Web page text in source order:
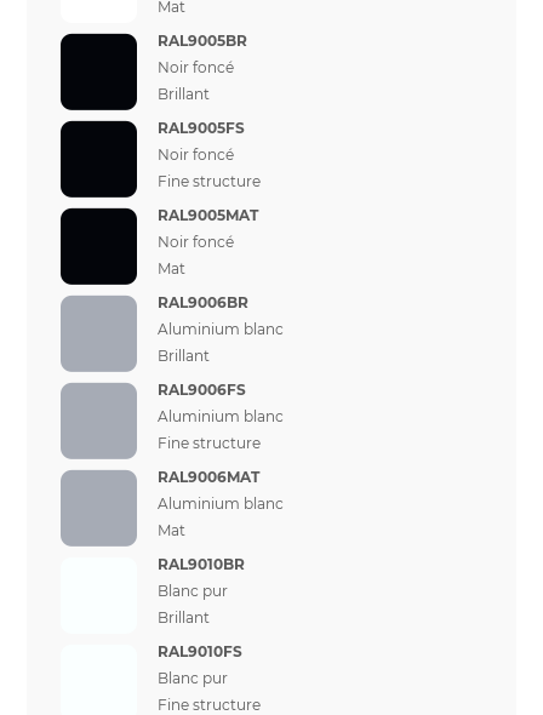
Mat
RAL9005BR
Noir foncé
Brillant
RAL9005FS
Noir foncé
Fine structure
RAL9005MAT
Noir foncé
Mat
RAL9006BR
Aluminium blanc
Brillant
RAL9006FS
Aluminium blanc
Fine structure
RAL9006MAT
Aluminium blanc
Mat
RAL9010BR
Blanc pur
Brillant
RAL9010FS
Blanc pur
Fine structure